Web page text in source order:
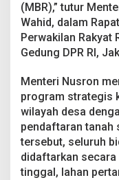
S
L
2
0
2
D
i
t
a
m
b
a
h
(MBR),” tutur
Wahid, dalam
Perwakilan Rakyat
Gedung DPR RI,
Menteri Nusron
program strategis
wilayah desa
pendaftaran tanah
tersebut, seluruh
didaftarkan secara
tinggal, lahan